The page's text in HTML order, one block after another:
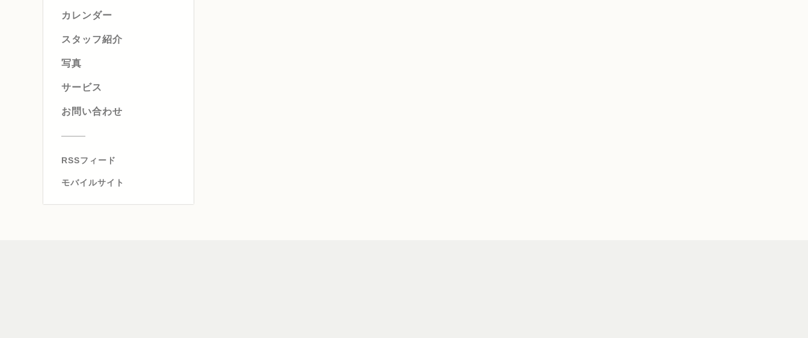
カレンダー
スタッフ紹介
写真
サービス
お問い合わせ
RSSフィード
モバイルサイト